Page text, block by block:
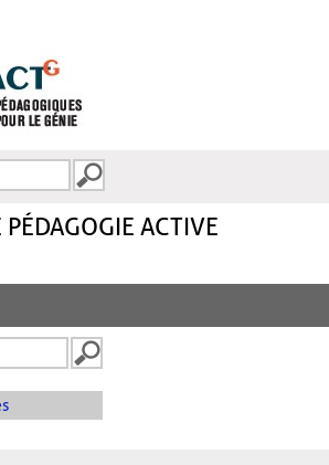
ACTIVE